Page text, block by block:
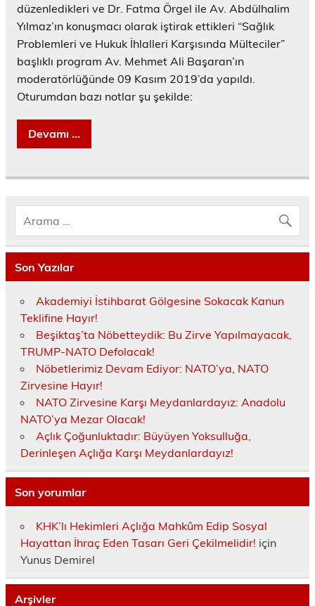
düzenledikleri ve Dr. Fatma Örgel ile Av. Abdülhalim
Yılmaz’ın konuşmacı olarak iştirak ettikleri “Sağlık
Problemleri ve Hukuk İhlalleri Karşısında Mülteciler”
başlıklı program Av. Mehmet Ali Başaran’ın
moderatörlüğünde 09 Kasım 2019’da yapıldı.
Oturumdan bazı notlar şu şekilde:
Devamı ...
Son Yazılar
Akademiyi İstihbarat Gölgesine Sokacak Kanun
Teklifine Hayır!
Beşiktaş’ta Nöbetteydik: Bu Zirve Yapılmayacak,
TRUMP-NATO Defolacak!
Nöbetlerimiz Devam Ediyor: NATO’ya, NATO
Zirvesine Hayır!
NATO Zirvesine Karşı Meydanlardayız: Anadolu
NATO’ya Mezar Olacak!
Açlık Çoğunluktadır: Büyüyen Yoksulluğa,
Derinleşen Açlığa Karşı Meydanlardayız!
Son yorumlar
KHK’lı Hekimleri Açlığa Mahkûm Edip Sosyal
Hayattan İhraç Eden Tasarı Geri Çekilmelidir! için
Yunus Demirel
Arşivler